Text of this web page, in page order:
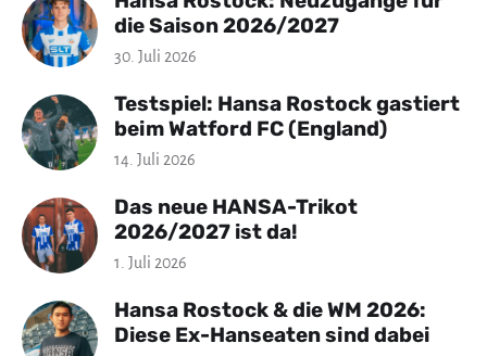
die Saison 2026/2027
30. Juli 2026
Testspiel: Hansa Rostock gastiert
beim Watford FC (England)
14. Juli 2026
Das neue HANSA-Trikot
2026/2027 ist da!
1. Juli 2026
Hansa Rostock & die WM 2026:
Diese Ex-Hanseaten sind dabei